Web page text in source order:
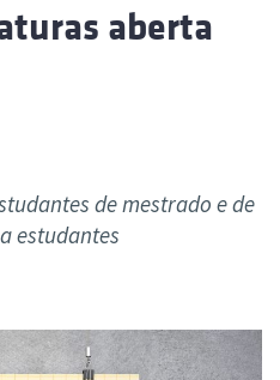
aberta
de mestrado e de
estudantes